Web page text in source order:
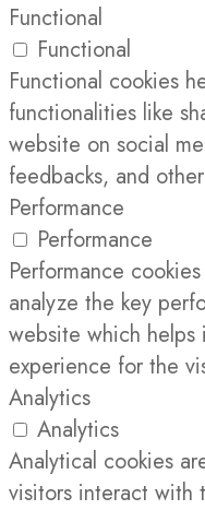
Functional
Functional
Functional cookies
functionalities like
website on social
feedbacks, and
Performance
Performance
Performance
analyze the key
website which
experience for the
Analytics
Analytics
Analytical cookies
visitors interact with